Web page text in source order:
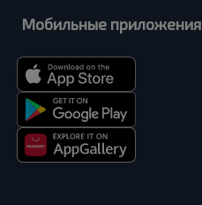
Мобильные приложения